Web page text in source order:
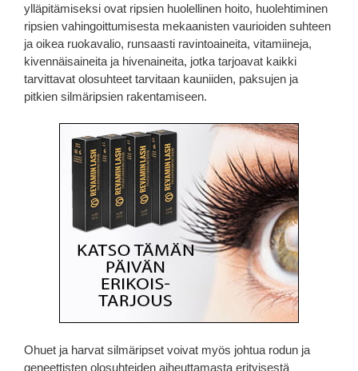
ylläpitämiseksi ovat ripsien huolellinen hoito, huolehtiminen
ripsien vahingoittumisesta mekaanisten vaurioiden suhteen
ja oikea ruokavalio, runsaasti ravintoaineita, vitamiineja,
kivennäisaineita ja hivenaineita, jotka tarjoavat kaikki
tarvittavat olosuhteet tarvitaan kauniiden, paksujen ja
pitkien silmäripsien rakentamiseen.
Ohuet ja harvat silmäripset voivat myös johtua rodun ja
geneettisten olosuhteiden aiheuttamasta erityisestä